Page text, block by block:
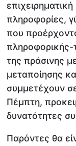
πληροφορίες,
που
πληροφορικής-
της πράσινης
μεταποίησης
συμμετέχουν
Πέμπτη,
δυνατότητες
Παρόντες θα